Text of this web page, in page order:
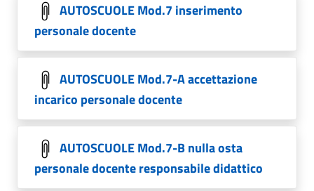
AUTOSCUOLE Mod.7 inserimento
personale docente
AUTOSCUOLE Mod.7-A accettazione
incarico personale docente
AUTOSCUOLE Mod.7-B nulla osta
personale docente responsabile didattico